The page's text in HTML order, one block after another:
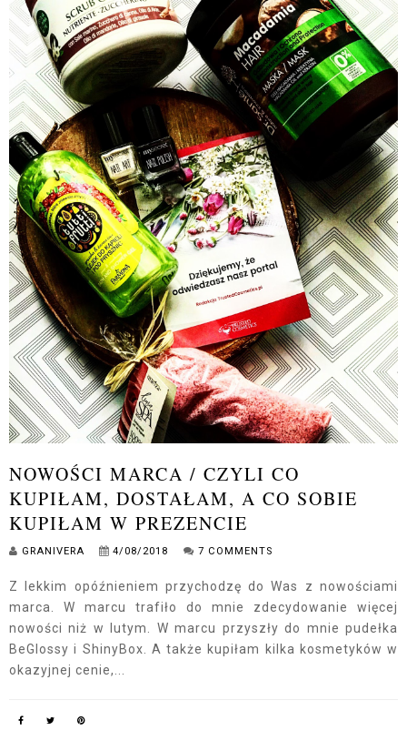
NOWOŚCI MARCA / CZYLI CO
KUPIŁAM, DOSTAŁAM, A CO SOBIE
KUPIŁAM W PREZENCIE
GRANIVERA 4/08/2018 7 COMMENTS
Z lekkim opóźnieniem przychodzę do Was z nowościami
marca. W marcu trafiło do mnie zdecydowanie więcej
nowości niż w lutym. W marcu przyszły do mnie pudełka
BeGlossy i ShinyBox. A także kupiłam kilka kosmetyków w
okazyjnej cenie,...